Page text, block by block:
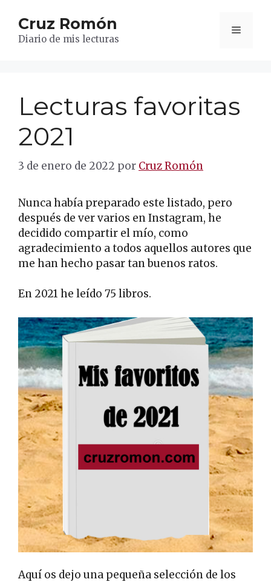
contenido
Cruz Romón
Diario de mis lecturas
Menú
Lecturas favoritas
2021
3 de enero de 2022 por Cruz Romón
Nunca había preparado este listado, pero
después de ver varios en Instagram, he
decidido compartir el mío, como
agradecimiento a todos aquellos autores que
me han hecho pasar tan buenos ratos.
En 2021 he leído 75 libros.
Aquí os dejo una pequeña selección de los